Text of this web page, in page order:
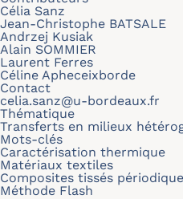
Célia Sanz
Jean-Christophe BATSALE
Andrzej Kusiak
Alain SOMMIER
Laurent Ferres
Céline Apheceixborde
Contact
celia.sanz@u-bordeaux.fr
Thématique
Transferts en milieux
Mots-clés
Caractérisation thermique
Matériaux textiles
Composites tissés
Méthode Flash